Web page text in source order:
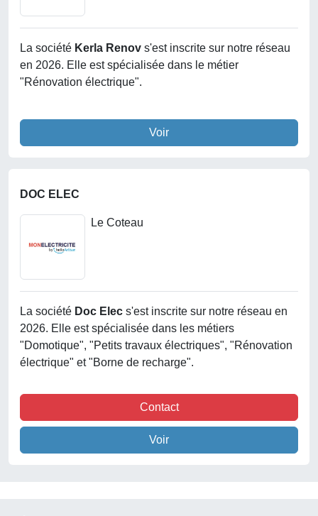
La société Kerla Renov s'est inscrite sur notre réseau
en 2026. Elle est spécialisée dans le métier
"Rénovation électrique".
Voir
DOC ELEC
Le Coteau
La société Doc Elec s'est inscrite sur notre réseau en
2026. Elle est spécialisée dans les métiers
"Domotique", "Petits travaux électriques", "Rénovation
électrique" et "Borne de recharge".
Contact
Voir